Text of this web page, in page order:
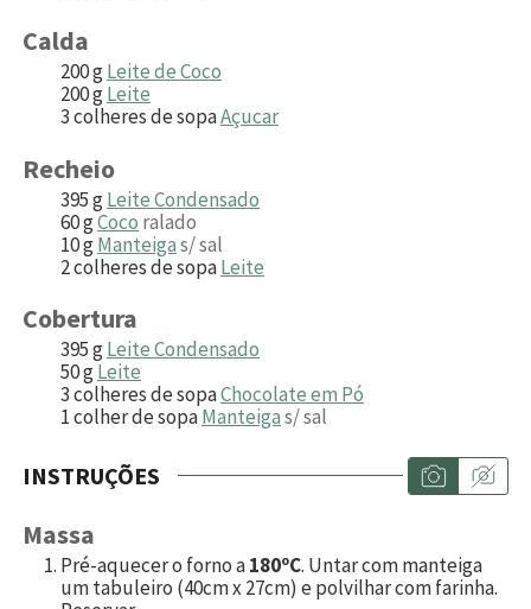
Calda
200gLeite de Coco
200gLeite
3colheres de sopaAçucar
Recheio
395gLeite Condensado
60gCoco ralado
10gManteigas/ sal
2colheres de sopaLeite
Cobertura
395gLeite Condensado
50gLeite
3colheres de sopaChocolate em Pó
1colher de sopaManteigas/ sal
INSTRUÇÕES
Massa
Pré-aquecer o forno a180ºC. Untar com manteiga
um tabuleiro (40cm x 27cm) e polvilhar com farinha.